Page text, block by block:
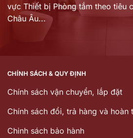
vực Thiết bị Phòng tắm theo tiêu
Châu Âu...
CHÍNH SÁCH & QUY ĐỊNH
Chính sách vận chuyển, lắp đặt
Chính sách đổi, trả hàng và hoàn
Chinh sách bảo hành